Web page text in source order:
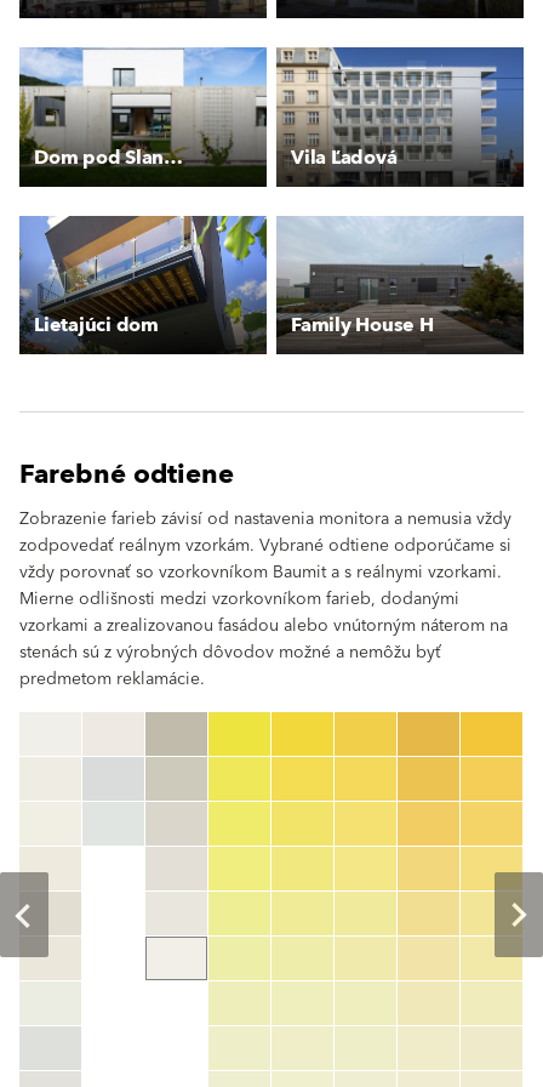
Dom pod Slancom Vila Ľadová
Lietajúci dom Family House H
Farebné odtiene
Zobrazenie farieb závisí od nastavenia monitora a nemusia vždy
zodpovedať reálnym vzorkám. Vybrané odtiene odporúčame si
vždy porovnať so vzorkovníkom Baumit a s reálnymi vzorkami.
Mierne odlišnosti medzi vzorkovníkom farieb, dodanými
vzorkami a zrealizovanou fasádou alebo vnútorným náterom na
stenách sú z výrobných dôvodov možné a nemôžu byť
predmetom reklamácie.
Číslo farby
color_name
HEX:hex_code
TSR:tsr_code